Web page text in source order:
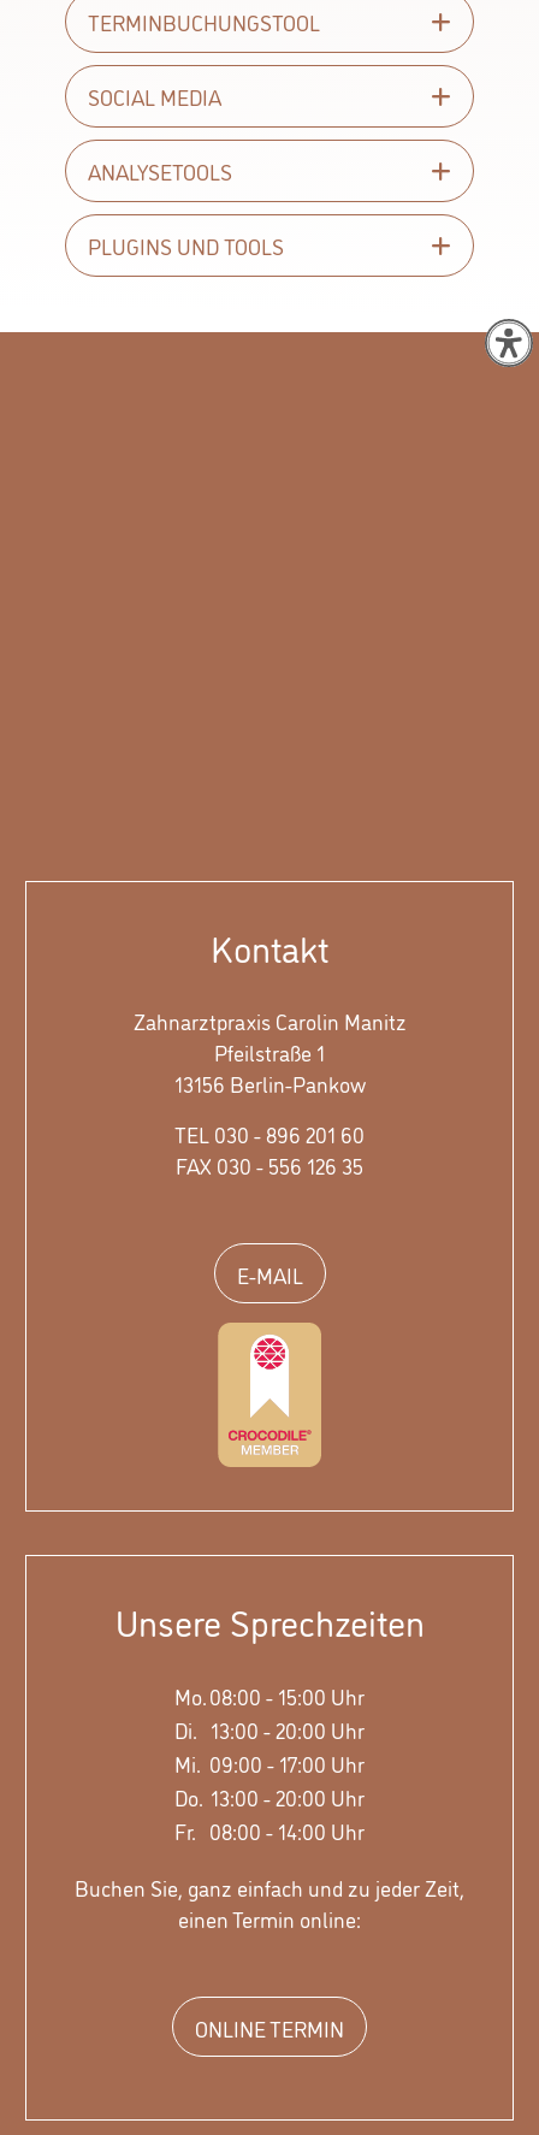
TERMINBUCHUNGSTOOL
SOCIAL MEDIA
ANALYSETOOLS
PLUGINS UND TOOLS
Kontakt
Zahnarztpraxis Carolin Manitz
Pfeilstraße 1
13156 Berlin-Pankow
TEL 030 - 896 201 60
FAX 030 - 556 126 35
E-MAIL
Unsere Sprechzeiten
Mo.08:00 - 15:00 Uhr
Di. 13:00 - 20:00 Uhr
Mi. 09:00 - 17:00 Uhr
Do. 13:00 - 20:00 Uhr
Fr. 08:00 - 14:00 Uhr
Buchen Sie, ganz einfach und zu jeder Zeit,
einen Termin online:
ONLINE TERMIN